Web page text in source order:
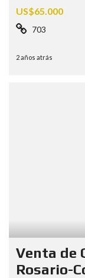
US$65.000
703
2 años atrás
Venta de
Rosario-